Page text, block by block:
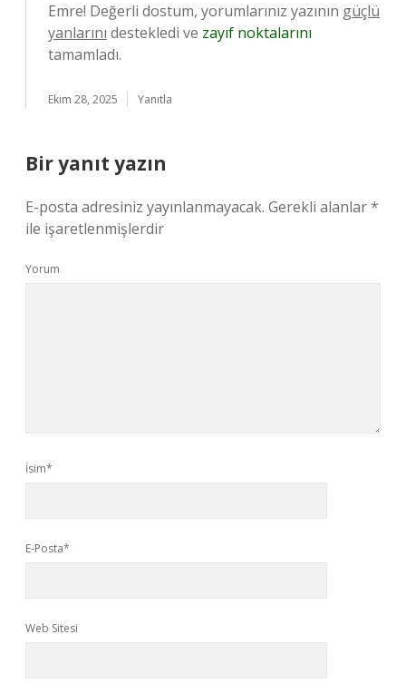
Emre! Değerli dostum, yorumlarınız yazının güçlü
yanlarını destekledi ve zayıf noktalarını
tamamladı.
Ekim 28, 2025 Yanıtla
Bir yanıt yazın
E-posta adresiniz yayınlanmayacak. Gerekli alanlar*
ile işaretlenmişlerdir
Yorum
İsim*
E-Posta*
Web Sitesi